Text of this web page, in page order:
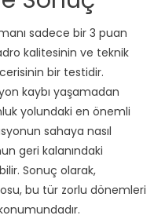
sadece bir 3 puan
kalitesinin ve teknik
bir testidir.
kaybı yaşamadan
yolundaki en önemli
sahaya nasıl
geri kalanındaki
Sonuç olarak,
bu tür zorlu dönemleri